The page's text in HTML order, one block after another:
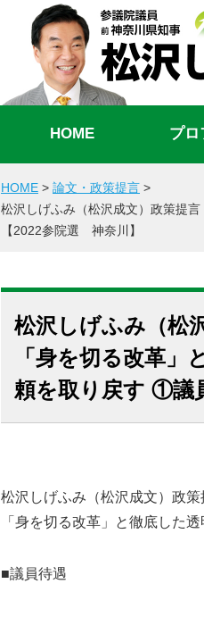
HOME プロ
HOME > 論文・政策提言 >
松沢しげふみ（松沢成文）政策提
【2022参院選 神奈川】
松沢しげふみ（松
「身を切る改革」
頼を取り戻す ①議
松沢しげふみ（松沢成文）政策
「身を切る改革」と徹底した
■議員待遇